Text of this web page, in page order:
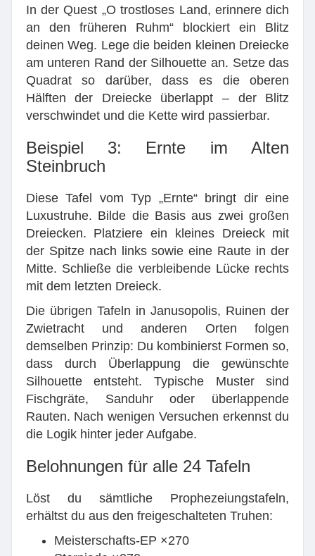
In der Quest „O trostloses Land, erinnere dich
an den früheren Ruhm“ blockiert ein Blitz
deinen Weg. Lege die beiden kleinen Dreiecke
am unteren Rand der Silhouette an. Setze das
Quadrat so darüber, dass es die oberen
Hälften der Dreiecke überlappt – der Blitz
verschwindet und die Kette wird passierbar.
Beispiel 3: Ernte im Alten
Steinbruch
Diese Tafel vom Typ „Ernte“ bringt dir eine
Luxustruhe. Bilde die Basis aus zwei großen
Dreiecken. Platziere ein kleines Dreieck mit
der Spitze nach links sowie eine Raute in der
Mitte. Schließe die verbleibende Lücke rechts
mit dem letzten Dreieck.
Die übrigen Tafeln in Janusopolis, Ruinen der
Zwietracht und anderen Orten folgen
demselben Prinzip: Du kombinierst Formen so,
dass durch Überlappung die gewünschte
Silhouette entsteht. Typische Muster sind
Fischgräte, Sanduhr oder überlappende
Rauten. Nach wenigen Versuchen erkennst du
die Logik hinter jeder Aufgabe.
Belohnungen für alle 24 Tafeln
Löst du sämtliche Prophezeiungstafeln,
erhältst du aus den freigeschalteten Truhen:
Meisterschafts-EP ×270